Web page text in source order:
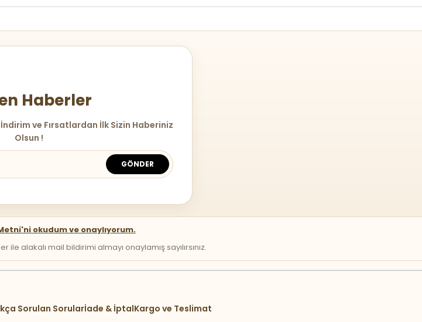
Haberler
ve Fırsatlardan İlk Sizin Haberiniz
Olsun !
GÖNDER
okudum ve onaylıyorum.
alakalı mail bildirimi almayı onaylamış sayılırsınız.
Sorulan Sorularİade & İptalKargo ve Teslimat